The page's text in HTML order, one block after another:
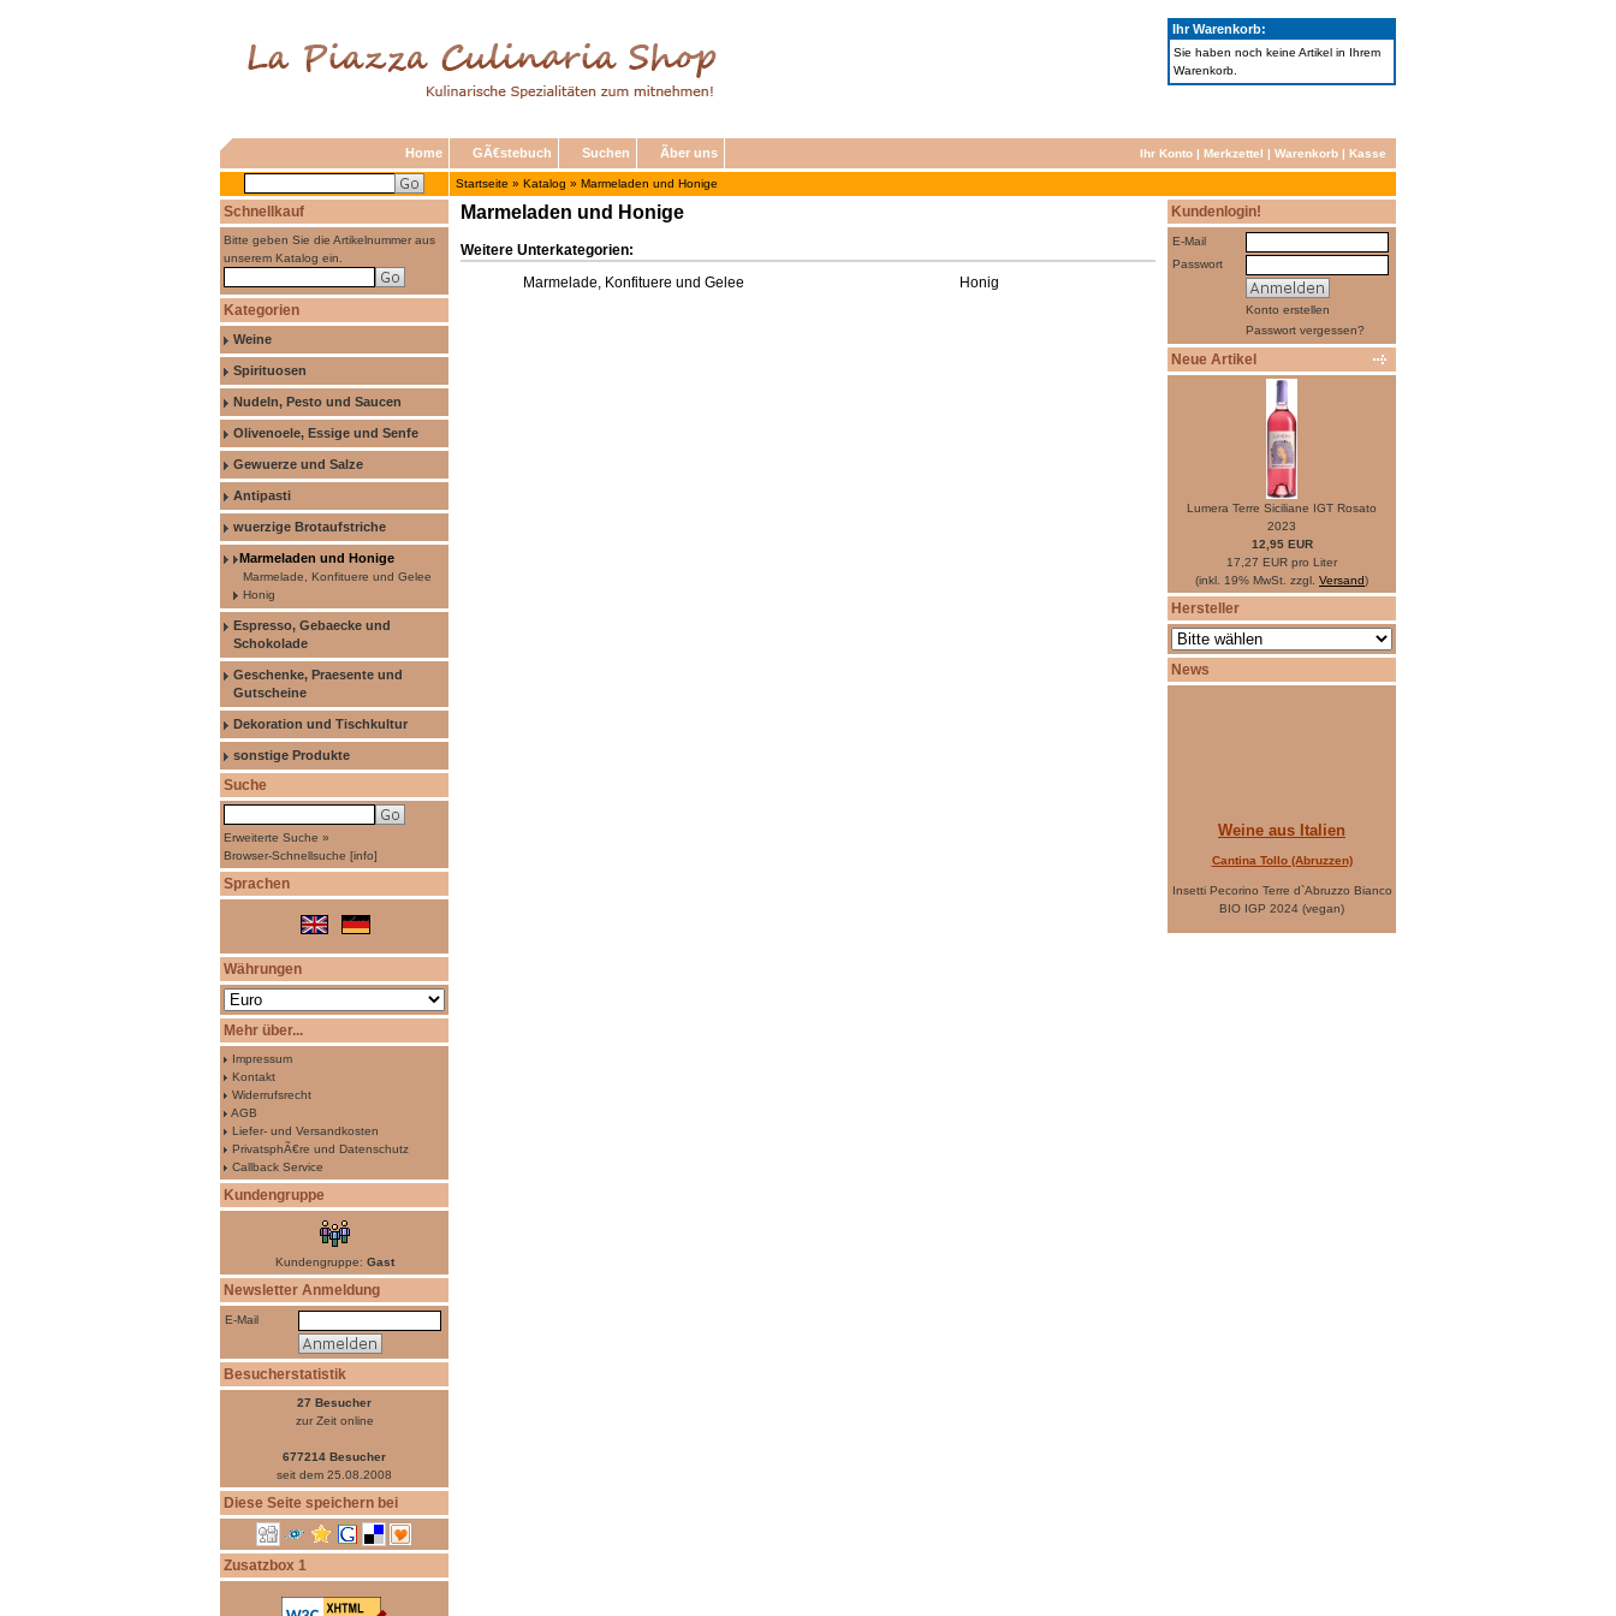
Ihr Warenkorb:
Sie haben noch keine Artikel in Ihrem
Warenkorb.
Home GÃ€stebuch Suchen Ãber uns Ihr Konto | Merkzettel | Warenkorb | Kasse
Startseite » Katalog » Marmeladen und Honige
Schnellkauf
Bitte geben Sie die Artikelnummer aus
unserem Katalog ein.
Kategorien
Weine
Spirituosen
Nudeln, Pesto und Saucen
Olivenoele, Essige und Senfe
Gewuerze und Salze
Antipasti
wuerzige Brotaufstriche
Marmeladen und Honige
Marmelade, Konfituere und Gelee
Honig
Espresso, Gebaecke und
Schokolade
Geschenke, Praesente und
Gutscheine
Dekoration und Tischkultur
sonstige Produkte
Suche
Erweiterte Suche »
Browser-Schnellsuche [info]
Sprachen
Währungen
Mehr über...
Impressum
Kontakt
Widerrufsrecht
AGB
Liefer- und Versandkosten
PrivatsphÃ€re und Datenschutz
Callback Service
Kundengruppe
Kundengruppe: Gast
Newsletter Anmeldung
E-Mail
Besucherstatistik
27 Besucher
zur Zeit online
677214 Besucher
seit dem 25.08.2008
Diese Seite speichern bei
Zusatzbox 1
Kundenlogin!
E-Mail
Passwort
Konto erstellen
Passwort vergessen?
Neue Artikel
Lumera Terre Siciliane IGT Rosato
2023
12,95 EUR
17,27 EUR pro Liter
(inkl. 19% MwSt. zzgl. Versand)
Hersteller
News
Weine aus Italien
Cantina Tollo (Abruzzen)
Insetti Pecorino Terre d`Abruzzo Bianco
BIO IGP 2024 (vegan)
Insetti Montepulciano d`Abruzzo BIO
Marmeladen und Honige
Weitere Unterkategorien:
Marmelade, Konfituere und Gelee
Honig